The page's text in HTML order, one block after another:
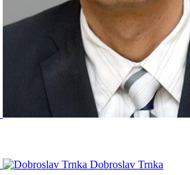
Dobroslav Trnka